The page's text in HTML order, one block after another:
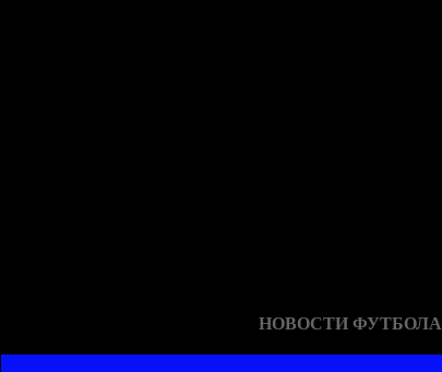
НОВОСТИ ФУТБОЛА